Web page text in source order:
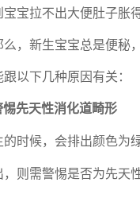
宝拉不出大便肚子
，新生宝宝总是便秘
以下几种原因有关：
先天性消化道畸形
时候，会排出颜色为
则需警惕是否为先天